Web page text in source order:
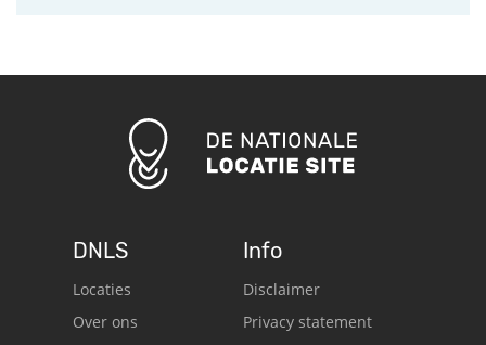
DNLS
Locaties
Over ons
Info
Disclaimer
Privacy statement